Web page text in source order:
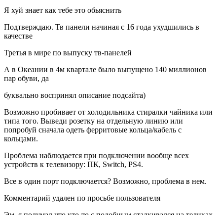
Я хуй знает как тебе это обьяснить
Подтверждаю. Тв панели начиная с 16 года ухудшились в
качестве
Третья в мире по выпуску тв-панелей
А в Океании в 4м квартале было выпущено 140 миллионов
пар обуви, да
буквально воспринял описание подсайта)
Возможно пробивает от холодильника стиралки чайника или
типа того. Выведи розетку на отдельную линию или
попробуй сначала одеть ферритовые кольца/кабель с
кольцами.
Проблема наблюдается при подключении вообще всех
устройств к телевизору: ПК, Switch, PS4.
Все в один порт подключается? Возможно, проблема в нем.
Комментарий удален по просьбе пользователя